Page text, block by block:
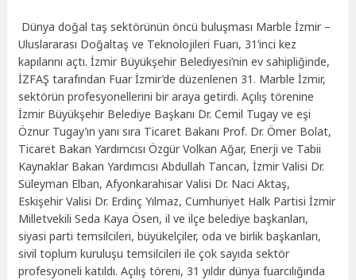
Dünya doğal taş sektörünün öncü buluşması Marble İzmir –
Uluslararası Doğaltaş ve Teknolojileri Fuarı, 31’inci kez
kapılarını açtı. İzmir Büyükşehir Belediyesi’nin ev sahipliğinde,
İZFAŞ tarafından Fuar İzmir’de düzenlenen 31. Marble İzmir,
sektörün profesyonellerini bir araya getirdi. Açılış törenine
İzmir Büyükşehir Belediye Başkanı Dr. Cemil Tugay ve eşi
Öznur Tugay’ın yanı sıra Ticaret Bakanı Prof. Dr. Ömer Bolat,
Ticaret Bakan Yardımcısı Özgür Volkan Ağar, Enerji ve Tabii
Kaynaklar Bakan Yardımcısı Abdullah Tancan, İzmir Valisi Dr.
Süleyman Elban, Afyonkarahisar Valisi Dr. Naci Aktaş,
Eskişehir Valisi Dr. Erdinç Yılmaz, Cumhuriyet Halk Partisi İzmir
Milletvekili Seda Kaya Ösen, il ve ilçe belediye başkanları,
siyasi parti temsilcileri, büyükelçiler, oda ve birlik başkanları,
sivil toplum kuruluşu temsilcileri ile çok sayıda sektör
profesyoneli katıldı. Açılış töreni, 31 yıldır dünya fuarcılığında